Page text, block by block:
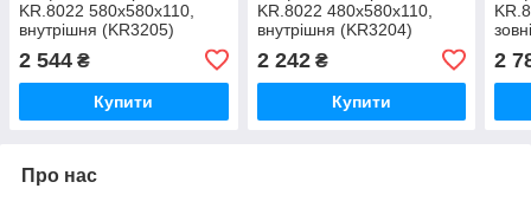
KR.8022 580x580x110,
внутрішня (KR3205)
2 544 ₴
Купити
KR.8022 480x580x110,
внутрішня (KR3204)
2 242₴
Купити
2
Про нас